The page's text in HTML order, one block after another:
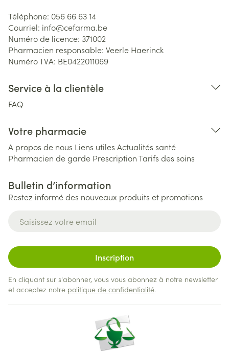
Téléphone: 056 66 63 14
Courriel: info@cefarma.be
Numéro de licence: 371002
Pharmacien responsable: Veerle Haerinck
Numéro TVA: BE0422011069
Service à la clientèle
FAQ
Votre pharmacie
A propos de nous Liens utiles Actualités santé
Pharmacien de garde PrescriptionTarifs des soins
Bulletin d’information
Restez informé des nouveaux produits et promotions
Inscription
En cliquant sur s'abonner, vous vous abonnez à notre newsletter
et acceptez notre politique de confidentialité.